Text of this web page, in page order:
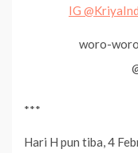
woro-
***
Hari H pun tiba, 4